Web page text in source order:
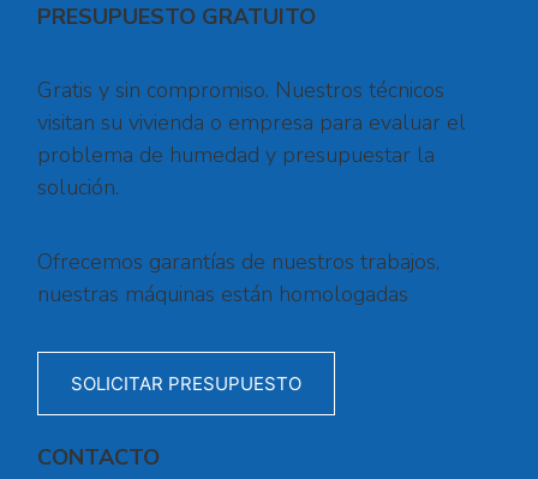
PRESUPUESTO GRATUITO
Gratis y sin compromiso. Nuestros técnicos
visitan su vivienda o empresa para evaluar el
problema de humedad y presupuestar la
solución.
Ofrecemos garantías de nuestros trabajos,
nuestras máquinas están homologadas
SOLICITAR PRESUPUESTO
CONTACTO